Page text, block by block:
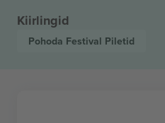
Kiirlingid
Pohoda Festival Piletid